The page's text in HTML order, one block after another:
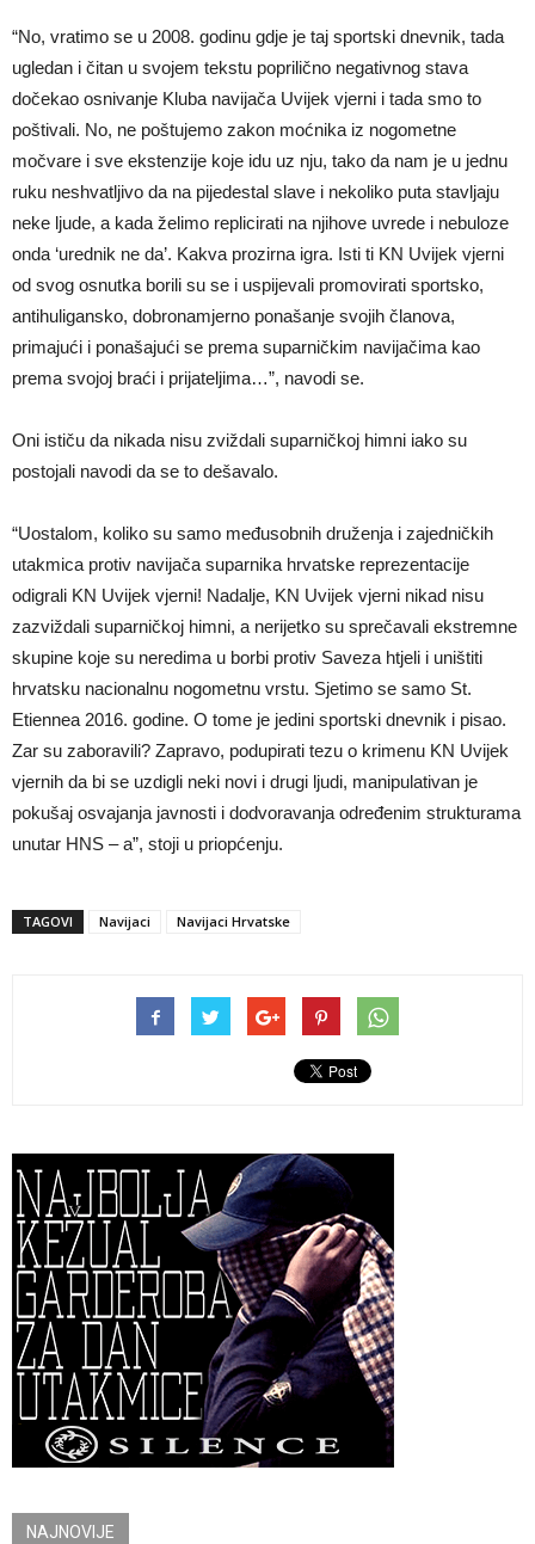
“No, vratimo se u 2008. godinu gdje je taj sportski dnevnik, tada
ugledan i čitan u svojem tekstu poprilično negativnog stava
dočekao osnivanje Kluba navijača Uvijek vjerni i tada smo to
poštivali. No, ne poštujemo zakon moćnika iz nogometne
močvare i sve ekstenzije koje idu uz nju, tako da nam je u jednu
ruku neshvatljivo da na pijedestal slave i nekoliko puta stavljaju
neke ljude, a kada želimo replicirati na njihove uvrede i nebuloze
onda ‘urednik ne da’. Kakva prozirna igra. Isti ti KN Uvijek vjerni
od svog osnutka borili su se i uspijevali promovirati sportsko,
antihuligansko, dobronamjerno ponašanje svojih članova,
primajući i ponašajući se prema suparničkim navijačima kao
prema svojoj braći i prijateljima…”, navodi se.
Oni ističu da nikada nisu zviždali suparničkoj himni iako su
postojali navodi da se to dešavalo.
“Uostalom, koliko su samo međusobnih druženja i zajedničkih
utakmica protiv navijača suparnika hrvatske reprezentacije
odigrali KN Uvijek vjerni! Nadalje, KN Uvijek vjerni nikad nisu
zazviždali suparničkoj himni, a nerijetko su sprečavali ekstremne
skupine koje su neredima u borbi protiv Saveza htjeli i uništiti
hrvatsku nacionalnu nogometnu vrstu. Sjetimo se samo St.
Etiennea 2016. godine. O tome je jedini sportski dnevnik i pisao.
Zar su zaboravili? Zapravo, podupirati tezu o krimenu KN Uvijek
vjernih da bi se uzdigli neki novi i drugi ljudi, manipulativan je
pokušaj osvajanja javnosti i dodvoravanja određenim strukturama
unutar HNS – a”, stoji u priopćenju.
TAGOVI Navijaci Navijaci Hrvatske
NAJNOVIJE